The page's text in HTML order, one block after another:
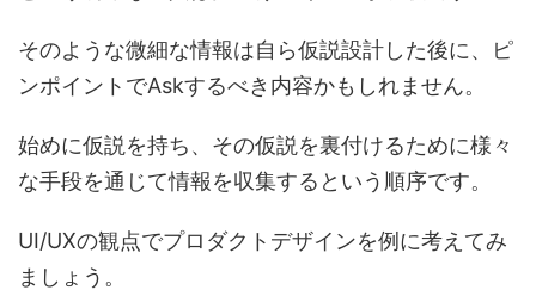
そのような微細な情報は自ら仮説設計した後に、ピ
ンポイントでAskするべき内容かもしれません。
始めに仮説を持ち、その仮説を裏付けるために様々
な手段を通じて情報を収集するという順序です。
UI/UXの観点でプロダクトデザインを例に考えてみ
ましょう。